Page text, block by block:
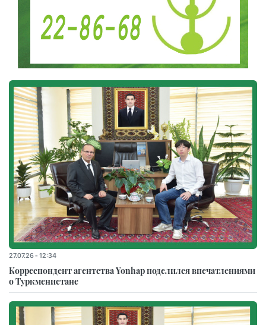
27.07.26 - 12:34
Корреспондент агентства Yonhap поделился впечатлениями
о Туркменистане